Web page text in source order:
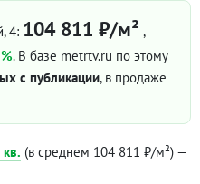
4: 104 811 ₽/м² ,
. В базе metrtv.ru по этому
с публикации, в продаже
кв. (в среднем 104 811 ₽/м²) —